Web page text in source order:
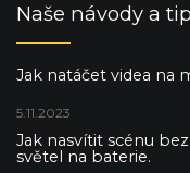
Naše návody a
Jak natáčet videa na
5.11.2023
Jak nasvítit scénu
světel na baterie.